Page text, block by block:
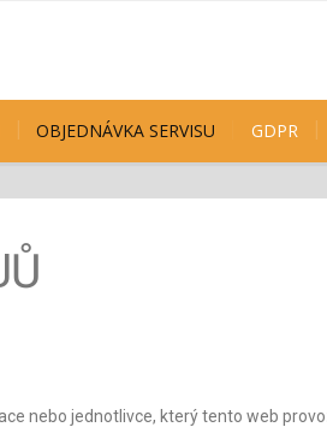
OBJEDNÁVKA SERVISU GDPR
nebo jednotlivce, který tento web